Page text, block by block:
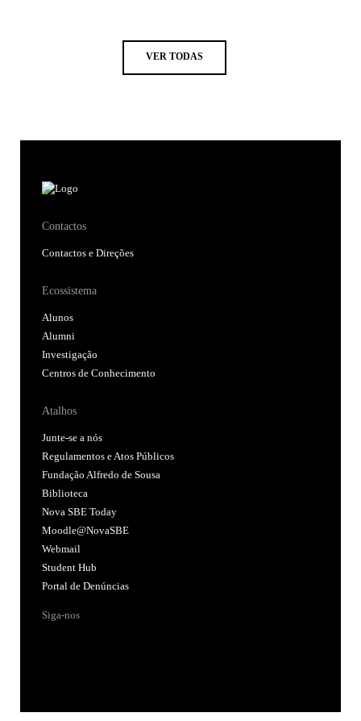
VER TODAS
Contactos
Contactos e Direções
Ecossistema
Alunos
Alumni
Investigação
Centros de Conhecimento
Atalhos
Junte-se a nós
Regulamentos e Atos Públicos
Fundação Alfredo de Sousa
Biblioteca
Nova SBE Today
Moodle@NovaSBE
Webmail
Student Hub
Portal de Denúncias
Siga-nos